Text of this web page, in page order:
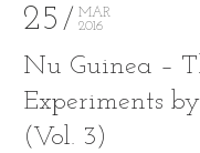
25
MAR
2016
Nu Guinea –
Experiments
(Vol. 3)